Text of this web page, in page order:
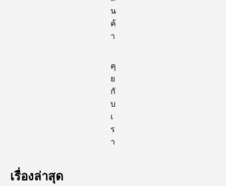
น
ค้
า
คุ
ย
กั
บ
เ
ร
า
เรื่องล่าสุด